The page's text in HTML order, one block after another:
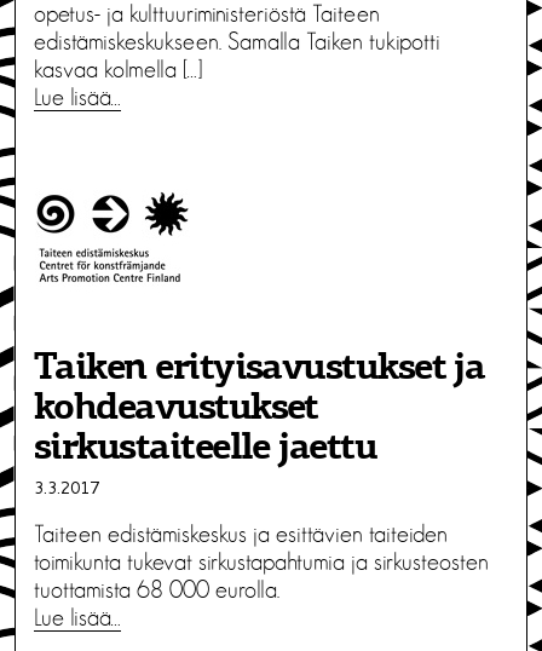
opetus- ja kulttuuriministeriöstä Taiteen
edistämiskeskukseen. Samalla Taiken tukipotti
kasvaa kolmella […]
Lue lisää…
Taiken erityisavustukset ja
kohdeavustukset
sirkustaiteelle jaettu
3.3.2017
Taiteen edistämiskeskus ja esittävien taiteiden
toimikunta tukevat sirkustapahtumia ja sirkusteosten
tuottamista 68 000 eurolla.
Lue lisää…